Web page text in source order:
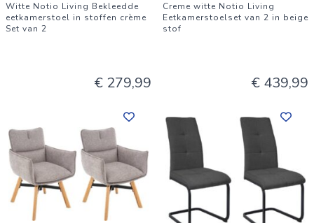
Witte Notio Living Bekleedde
eetkamerstoel in stoffen crème
Set van 2
€ 279,99
Creme witte Notio Living
Eetkamerstoelset van 2 in beige
stof
€ 439,99